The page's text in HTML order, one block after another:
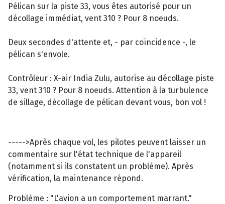
Pélican sur la piste 33, vous êtes autorisé pour un
décollage immédiat, vent 310 ? Pour 8 noeuds.
Deux secondes d'attente et, - par coïncidence -, le
pélican s'envole.
Contrôleur : X-air India Zulu, autorise au décollage piste
33, vent 310 ? Pour 8 noeuds. Attention à la turbulence
de sillage, décollage de pélican devant vous, bon vol !
----->Après chaque vol, les pilotes peuvent laisser un
commentaire sur l'état technique de l'appareil
(notamment si ils constatent un problème). Après
vérification, la maintenance répond.
Problème : "L'avion a un comportement marrant."